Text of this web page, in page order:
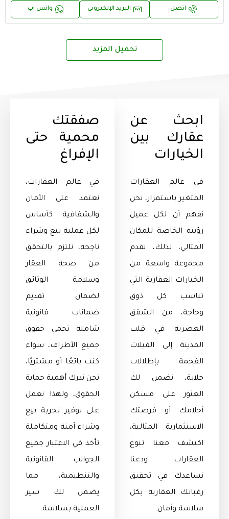
اتصل البريد الإلكتروني واتس اب
تحميل المزيد
ابحث عن
عقارك بين
الخيارات
في عالم العقارات
المتغير باستمرار، نحن
نفهم أن لكل عميل
رؤيته الخاصة للمكان
المثالي، لذلك، نقدم
مجموعة واسعة من
الخيارات العقارية التي
تناسب كل ذوق
وحاجة، من الشقق
العصرية في قلب
المدينة إلى الفيلات
الفخمة بإطلالات
خلابة، نضمن لك
العثور على مسكن
أحلامك أو فرصتك
الاستثمارية المثالية،
اكتشف معنا تنوع
العقارات ودعنا
نساعدك في تحقيق
رغباتك العقارية بكل
سلاسة وأمان.
صفقتك
محمية حتى
الإفراغ
في عالم العقارات،
نعتمد على الأمان
والشفافية كأساس
لكل عملية بيع وشراء
ناجحة، نلتزم بالتحقق
من صحة العقار
وسلامة الوثائق
لضمان تقديم
ضمانات قانونية
شاملة تحمي حقوق
جميع الأطراف، سواء
كنت بائعًا أو مشتريًا،
نحن ندرك أهمية حماية
الحقوق، ولهذا نعمل
على توفير تجربة بيع
وشراء آمنة ومتكاملة
تأخذ في الاعتبار جميع
الجوانب القانونية
والتنظيمية، مما
يضمن لك سير
العملية بسلاسة.